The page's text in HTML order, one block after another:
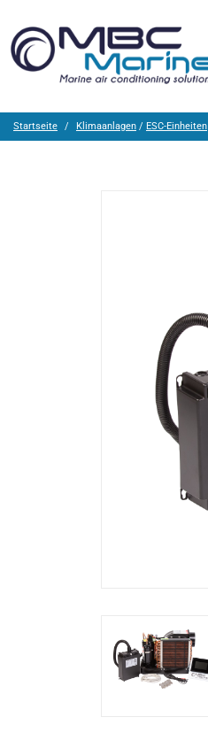
Startseite Klimaanlagen / ESC-Einheiten